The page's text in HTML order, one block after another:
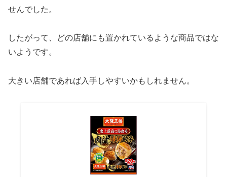
せんでした。
したがって、どの店舗にも置かれているような商品ではな
いようです。
大きい店舗であれば入手しやすいかもしれません。